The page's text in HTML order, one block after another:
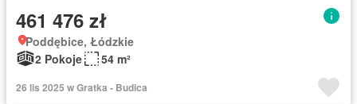
461 476 zł
Poddębice, Łódzkie
2 Pokoje
54 m²
26 lis 2025 w Gratka - Budica